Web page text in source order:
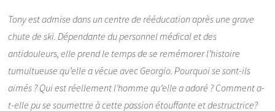
Tony est admise dans un centre de rééducation après une grave
chute de ski. Dépendante du personnel médical et des
antidouleurs, elle prend le temps de se remémorer l’histoire
tumultueuse qu’elle a vécue avec Georgio. Pourquoi se sont-ils
aimés ? Qui est réellement l’homme qu’elle a adoré ? Comment a-
t-elle pu se soumettre à cette passion étouffante et destructrice?